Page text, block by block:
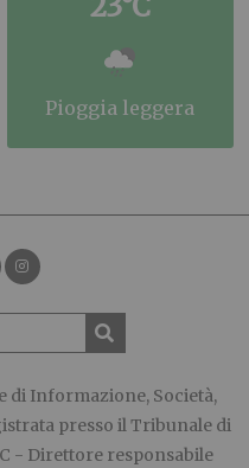
pioggia leggera
di Informazione, Società,
presso il Tribunale di
- Direttore responsabile